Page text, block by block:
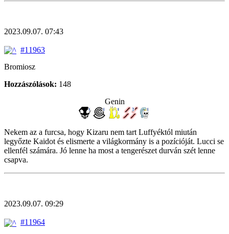
2023.09.07. 07:43
#11963
Bromiosz
Hozzászólások: 148
Genin
Nekem az a furcsa, hogy Kizaru nem tart Luffyéktól miután
legyőzte Kaidot és elismerte a világkormány is a pozícióját. Lucci se
ellenfél számára. Jó lenne ha most a tengerészet durván szét lenne
csapva.
2023.09.07. 09:29
#11964